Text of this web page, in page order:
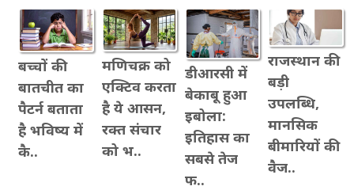
बच्चों की
बातचीत का
पैटर्न बताता
है भविष्य में
कै..
मणिचक्र को
एक्टिव करता
है ये आसन,
रक्त संचार
को भ..
डीआरसी में
बेकाबू हुआ
इबोला:
इतिहास का
सबसे तेज
फ..
राजस्थान की
बड़ी
उपलब्धि,
मानसिक
बीमारियों की
वैज..